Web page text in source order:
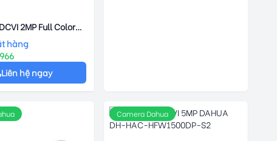
2MP Full Color
HAC-HDW1239TP-
hàng
Liên hệ ngay
Camera Dahua